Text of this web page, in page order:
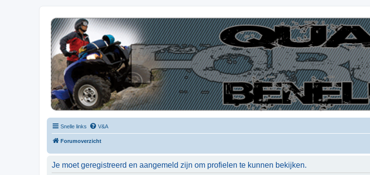
| QFB |
Hét quadforum van de Benelux
Snelle links V&A
Forumoverzicht
Je moet geregistreerd en aangemeld zijn om profielen te kunnen bekijken.